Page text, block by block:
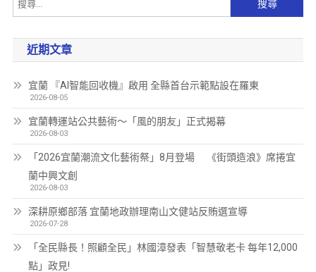
近期文章
宜蘭 『AI智能回收機』啟用 全縣首台示範點設在羅東
2026-08-05
宜蘭轉運站公共藝術～「風的朋友」正式揭幕
2026-08-03
「2026宜蘭潮流文化藝術祭」8月登場 《街頭造浪》席捲宜
蘭中興文創
2026-08-03
深耕原鄉部落 宜蘭地政辦理南山文健站反賄選宣導
2026-07-28
「全民縣長！照顧全民」林國漳發表「智慧敬老卡 每年12,000
點」政見!